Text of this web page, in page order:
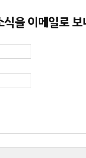
을 이메일로